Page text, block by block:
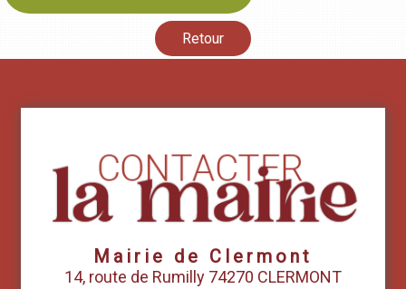
Retour
Mairie de Clermont
14, route de Rumilly 74270 CLERMONT